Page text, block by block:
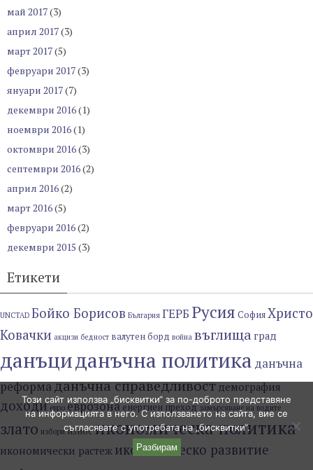
май 2017(3)
април 2017(3)
март 2017(5)
февруари 2017(3)
януари 2017(7)
декември 2016(1)
ноември 2016(1)
октомври 2016(3)
септември 2016(2)
април 2016(2)
март 2016(5)
февруари 2016(2)
декември 2015 (3)
Етикети
UNCTAD Бойко Борисов България ГЕРБ Русия СофияХристо
Ковачки акцизи бедност валутен борд война въглищаград
данъциданъчна политика данъчна
реформаданъчна справедливост демография
доходи евро еврозона енергиен преход замърсяване на водите
злато избори износикономическа политика
икономически растеж икономическо развитие
Този сайт използва „бисквитки“ за по-доброто представяне
на информацията в него. С използването на сайта, вие се
съгласявате с употребата на „бисквитки“.
Разбирам